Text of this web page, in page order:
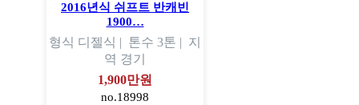
2016년식 쉬프트 반캐빈
1900…
형식 디젤식 | 톤수 3톤 | 지
역 경기
1,900만원
no.18998